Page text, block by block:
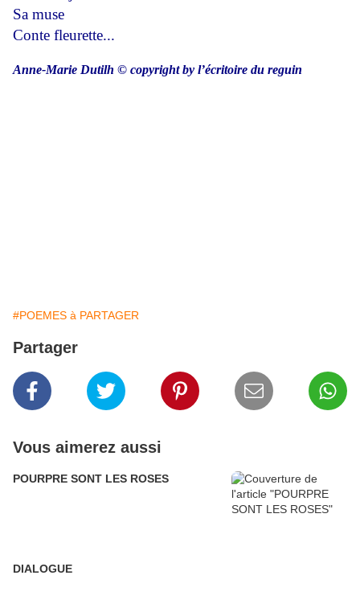
Sa muse
Conte fleurette...
Anne-Marie Dutilh © copyright by l’écritoire du reguin
#POEMES à PARTAGER
Partager
Vous aimerez aussi
POURPRE SONT LES ROSES
DIALOGUE